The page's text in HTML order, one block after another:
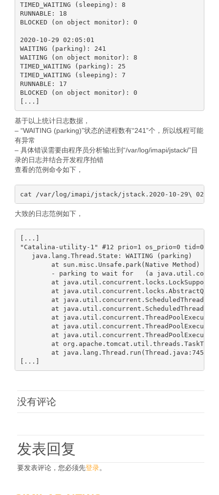
TIMED_WAITING (sleeping): 8
RUNNABLE: 18
BLOCKED (on object monitor): 0
2020-10-29 02:05:01
WAITING (parking): 241
WAITING (on object monitor): 8
TIMED_WAITING (parking): 25
TIMED_WAITING (sleeping): 7
RUNNABLE: 17
BLOCKED (on object monitor): 0
基于以上统计日志数据，
– “WAITING (parking)”状态的进程数有“241”个，所以线程可能
有异常
– 具体错误需要由程序员分析输出到“/var/log/imapi/jstack/”目
录的日志并结合开发程序拍错
查看的范例命令如下，
大致的日志范例如下，
[...]
"Catalina-utility-1" #12 prio=1 os_prio=0
   java.lang.Thread.State: WAITING (parking)
        at sun.misc.Unsafe.park(Native Method)
- parking to wait for   (a
at
at
at
at
at
at
at
at
        at java.lang.Thread.run(Thread.java:745)
没有评论
发表回复
要发表评论，您必须先登录。